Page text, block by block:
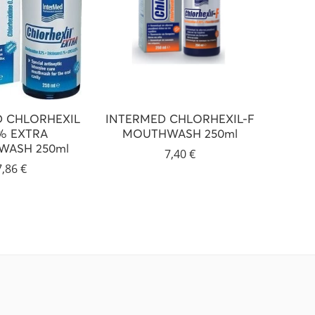
CHLORHEXIL
EXTRA
250ml
€
INTERMED CHLORHEXIL-F
MOUTHWASH 250ml
7,40€